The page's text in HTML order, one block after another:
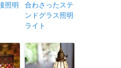
照明
合わさったステ
ンドグラス照明
ライト